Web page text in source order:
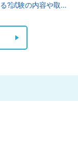
る?試験の内容や取り